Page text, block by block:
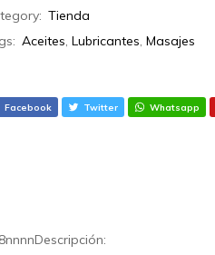
Tienda
Aceites,Lubricantes,Masajes
Facebook Twitter Whatsapp